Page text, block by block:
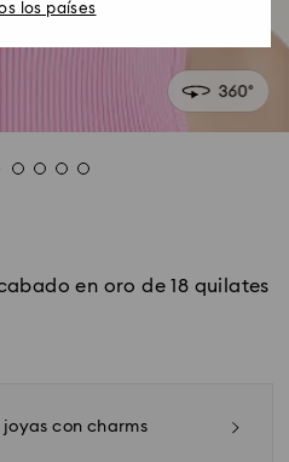
en oro de 18 quilates
con charms
los países